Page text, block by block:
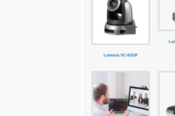
Lumens VC-A50P